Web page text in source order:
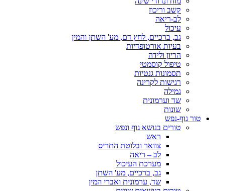
קשב וריכוז
לב-ריאה
עיכול
גב, ברכיים, לחץ דם, מע' השתן והמין
בעיות אורטופדיות
הריון ולידה
טיפול קוסמטי
תסמונות גנטיות
רגישות לקרינה
גמילה
שד וערמונית
שונות
טור גוף-נפש
טורים בנושא גוף ונפש
ראש
צוואר ובלוטת התריס
לב – ריאה
מערכת העיכול
גב, ברכיים, מע' השתן
שד, ערמונית ואברי המין